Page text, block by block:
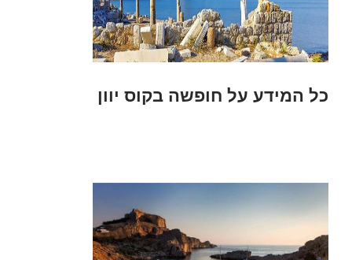
כל המידע על חופשה בקוס יוון